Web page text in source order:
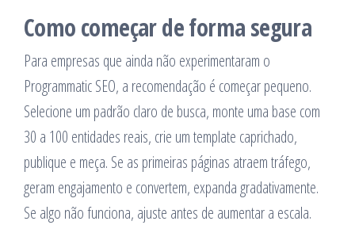
Como começar de forma segura
Para empresas que ainda não experimentaram o
Programmatic SEO, a recomendação é começar pequeno.
Selecione um padrão claro de busca, monte uma base com
30 a 100 entidades reais, crie um template caprichado,
publique e meça. Se as primeiras páginas atraem tráfego,
geram engajamento e convertem, expanda gradativamente.
Se algo não funciona, ajuste antes de aumentar a escala.